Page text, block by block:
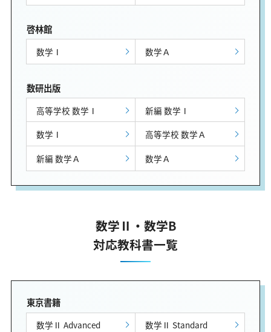
啓林館
数学Ⅰ 数学Ａ
数研出版
高等学校 数学Ⅰ
新編 数学Ⅰ
数学Ⅰ
高等学校 数学Ａ
新編 数学Ａ
数学Ａ
数学Ⅱ・数学B
対応教科書一覧
東京書籍
数学Ⅱ Advanced
数学Ⅱ Standard